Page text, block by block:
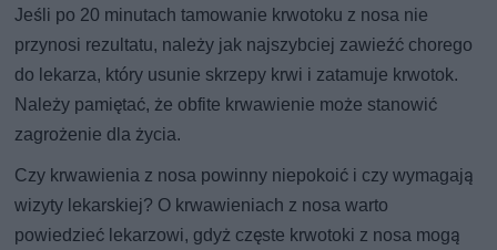
Jeśli po 20 minutach tamowanie krwotoku z nosa nie
przynosi rezultatu, należy jak najszybciej zawieźć chorego
do lekarza, który usunie skrzepy krwi i zatamuje krwotok.
Należy pamiętać, że obfite krwawienie może stanowić
zagrożenie dla życia.
Czy krwawienia z nosa powinny niepokoić i czy wymagają
wizyty lekarskiej? O krwawieniach z nosa warto
powiedzieć lekarzowi, gdyż częste krwotoki z nosa mogą